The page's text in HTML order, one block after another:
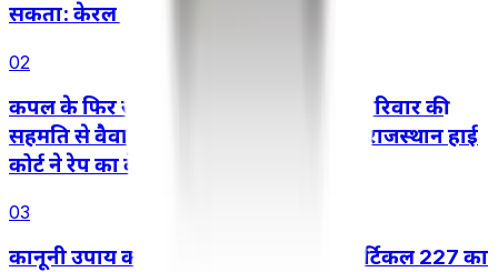
सकता: केरल हाई कोर्ट
02
कपल के फिर से साथ आने, शादी करने और परिवार की
सहमति से वैवाहिक जीवन शुरू करने के बाद राजस्थान हाई
कोर्ट ने रेप का केस रद्द किया
03
कानूनी उपाय को दरकिनार करने के लिए आर्टिकल 227 का